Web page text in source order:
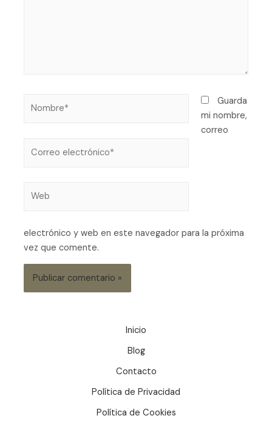
Guarda
mi nombre,
correo
electrónico y web en este navegador para la próxima
vez que comente.
Inicio
Blog
Contacto
Política de Privacidad
Política de Cookies